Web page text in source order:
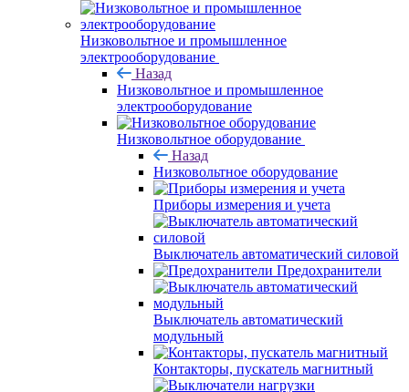
Низковольтное и промышленное
электрооборудование
Назад
Низковольтное и промышленное
электрооборудование
Низковольтное оборудование
Назад
Низковольтное оборудование
Приборы измерения и учета
Выключатель автоматический силовой
Предохранители
Выключатель автоматический
модульный
Контакторы, пускатель магнитный